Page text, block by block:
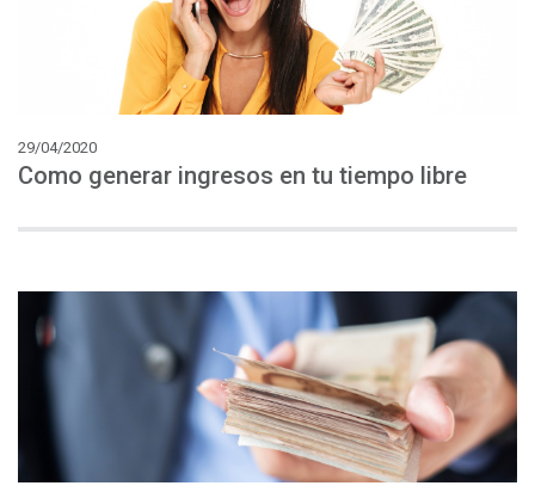
29/04/2020
Como generar ingresos en tu tiempo libre